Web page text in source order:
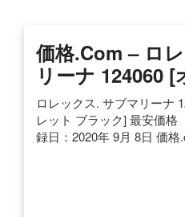
価格.com – ロ
リーナ 124060
ロレックス. サブマリーナ
レット ブラック] 最安価格
録日：2020年 9月 8日 価